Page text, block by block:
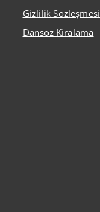
Gizlilik Sözleşmesi
Dansöz Kiralama